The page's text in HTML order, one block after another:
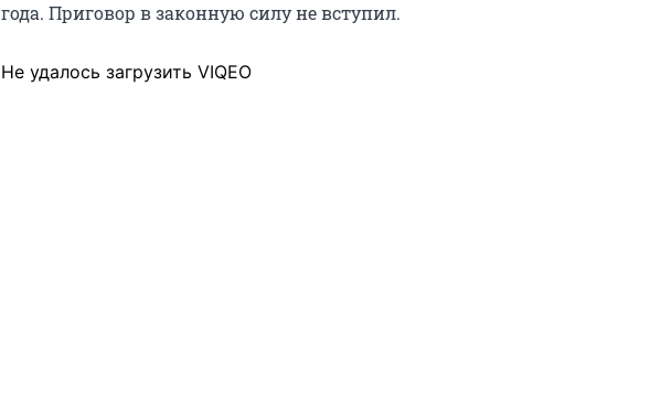
года. Приговор в законную силу не вступил.
Не удалось загрузить VIQEO